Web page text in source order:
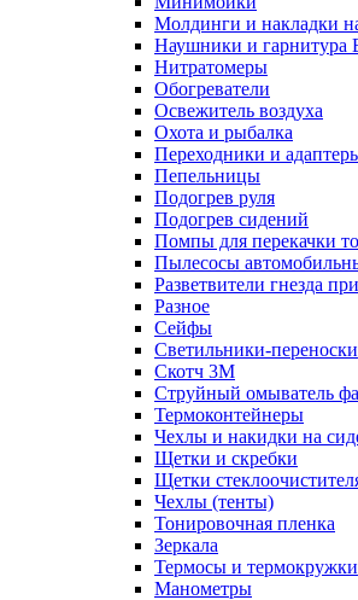
Молдинги и накладки
Наушники и гарнитура
Нитратомеры
Обогреватели
Освежитель воздуха
Охота и рыбалка
Переходники и
Пепельницы
Подогрев руля
Подогрев сидений
Помпы для перекачки
Пылесосы
Разветвители гнезда
Разное
Сейфы
Светильники-переноски
Скотч 3М
Струйный омыватель
Термоконтейнеры
Чехлы и накидки на
Щетки и скребки
Щетки
Чехлы (тенты)
Тонировочная пленка
Зеркалa
Термосы и термокружки
Манометры